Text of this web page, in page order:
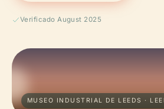
Verificado August 2025
MUSEO INDUSTRIAL DE LEEDS ·